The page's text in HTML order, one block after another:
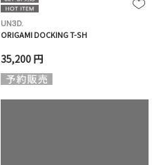
UN3D.
ORIGAMI DOCKING T-SH
35,200 円